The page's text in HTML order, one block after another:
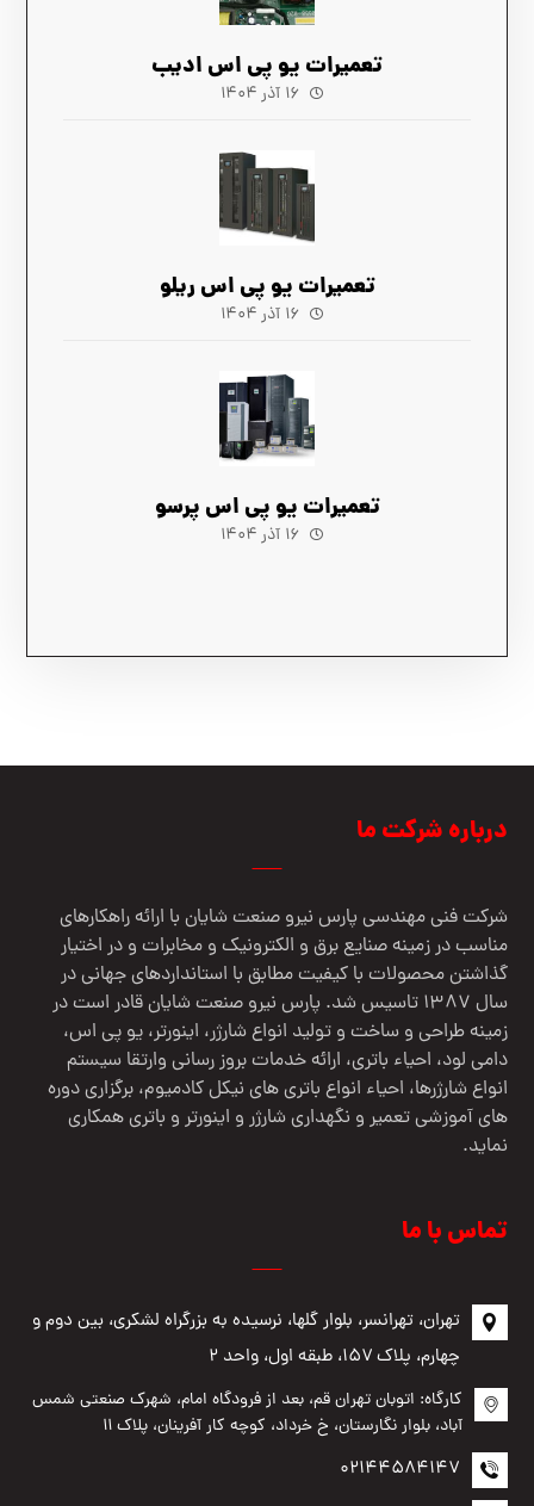
تعمیرات یو پی اس ادیب
۱۶ آذر ۱۴۰۴
تعمیرات یو پی اس ریلو
۱۶ آذر ۱۴۰۴
تعمیرات یو پی اس پرسو
۱۶ آذر ۱۴۰۴
درباره شرکت ما
شرکت فنی مهندسي پارس نيرو صنعت شایان با ارائه راهکارهای
مناسب در زمینه صنایع برق و الکترونیک و مخابرات و در اختیار
گذاشتن محصولات با کیفیت مطابق با استانداردهای جهانی در
سال 1387 تاسیس شد. پارس نیرو صنعت شایان قادر است در
زمینه طراحی و ساخت و تولید انواع شارژر، اینورتر، یو پی اس،
دامی لود، احیاء باتری، ارائه خدمات بروز رسانی وارتقا سیستم
انواع شارژرها، احیاء انواع باتری های نیکل کادمیوم، برگزاری دوره
های آموزشی تعمیر و نگهداری شارژر و اینورتر و باتری همکاری
نماید.
تماس با ما
تهران، تهرانسر، بلوار گلها، نرسیده به بزرگراه لشکری، بین دوم و
چهارم، پلاک ۱۵۷، طبقه اول، واحد ۲
کارگاه: اتوبان تهران قم، بعد از فرودگاه امام، شهرک صنعتی شمس
آباد، بلوار نگارستان، خ خرداد، کوچه کار آفرینان، پلاک ۱۱
02144584147